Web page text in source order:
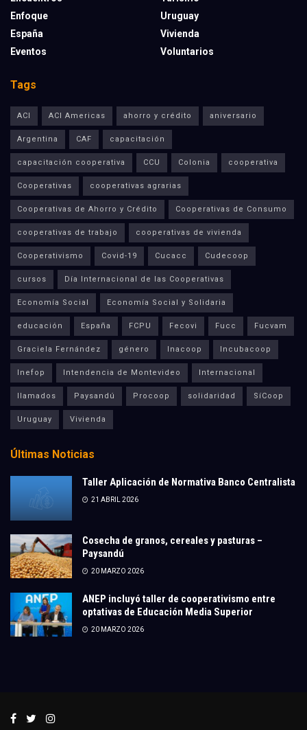
Enfoque
España
Eventos
Uruguay
Vivienda
Voluntarios
Tags
ACI ACI Americas ahorro y crédito aniversario
Argentina CAF capacitación
capacitación cooperativa CCU Colonia cooperativa
Cooperativas cooperativas agrarias
Cooperativas de Ahorro y Crédito Cooperativas de Consumo
cooperativas de trabajo cooperativas de vivienda
Cooperativismo Covid-19 Cucacc Cudecoop
cursos Día Internacional de las Cooperativas
Economía Social Economía Social y Solidaria
educación España FCPU Fecovi Fucc Fucvam
Graciela Fernández género Inacoop Incubacoop
Inefop Intendencia de Montevideo Internacional
llamados Paysandú Procoop solidaridad SíCoop
Uruguay Vivienda
Últimas Noticias
Taller Aplicación de Normativa Banco Centralista
21 ABRIL 2026
Cosecha de granos, cereales y pasturas –
Paysandú
20 MARZO 2026
ANEP incluyó taller de cooperativismo entre
optativas de Educación Media Superior
20 MARZO 2026